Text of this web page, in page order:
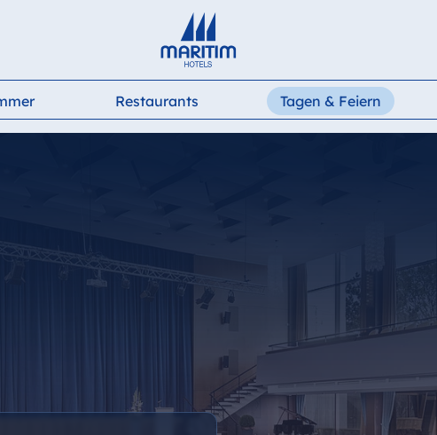
Italiano Español
Restaurants Tagen & Feiern